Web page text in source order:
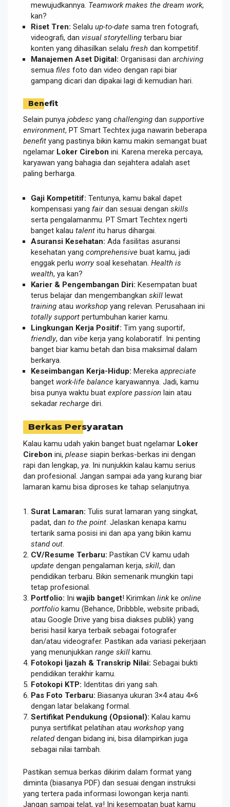
mewujudkannya. Teamwork makes the dream work,
kan?
Riset Tren: Selalu up-to-date sama tren fotografi,
videografi, dan visual storytelling terbaru biar
konten yang dihasilkan selalu fresh dan kompetitif.
Manajemen Aset Digital: Organisasi dan archiving
semua files foto dan video dengan rapi biar
gampang dicari dan dipakai lagi di kemudian hari.
Benefit
Selain punya jobdesc yang challenging dan supportive
environment, PT Smart Techtex juga nawarin beberapa
benefit yang pastinya bikin kamu makin semangat buat
ngelamar Loker Cirebon ini. Karena mereka percaya,
karyawan yang bahagia dan sejahtera adalah aset
paling berharga.
Gaji Kompetitif: Tentunya, kamu bakal dapet
kompensasi yang fairdan sesuai dengan skills
serta pengalamanmu. PT Smart Techtex ngerti
banget kalau talent itu harus dihargai.
Asuransi Kesehatan: Ada fasilitas asuransi
kesehatan yang comprehensive buat kamu, jadi
enggak perlu worrysoal kesehatan. Health is
wealth, ya kan?
Karier & Pengembangan Diri: Kesempatan buat
terus belajar dan mengembangkan skill lewat
training atau workshop yang relevan. Perusahaan ini
totally support pertumbuhan karier kamu.
Lingkungan Kerja Positif: Tim yang suportif,
friendly, dan vibe kerja yang kolaboratif. Ini penting
banget biar kamu betah dan bisa maksimal dalam
berkarya.
Keseimbangan Kerja-Hidup: Mereka appreciate
banget work-life balance karyawannya. Jadi, kamu
bisa punya waktu buat explore passion lain atau
sekadar recharge diri.
Berkas Persyaratan
Kalau kamu udah yakin banget buat ngelamar Loker
Cirebon ini, please siapin berkas-berkas ini dengan
rapi dan lengkap, ya. Ini nunjukkin kalau kamu serius
dan profesional. Jangan sampai ada yang kurang biar
lamaran kamu bisa diproses ke tahap selanjutnya.
Surat Lamaran: Tulis surat lamaran yang singkat,
padat, dan to the point. Jelaskan kenapa kamu
tertarik sama posisi ini dan apa yang bikin kamu
stand out.
CV/Resume Terbaru: Pastikan CV kamu udah
update dengan pengalaman kerja, skill, dan
pendidikan terbaru. Bikin semenarik mungkin tapi
tetap profesional.
Portfolio: Iniwajib banget! Kirimkan linkke online
portfolio kamu (Behance, Dribbble, website pribadi,
atau Google Drive yang bisa diakses publik) yang
berisi hasil karya terbaik sebagai fotografer
dan/atau videografer. Pastikan ada variasi pekerjaan
yang menunjukkan range skill kamu.
Fotokopi Ijazah & Transkrip Nilai: Sebagai bukti
pendidikan terakhir kamu.
Fotokopi KTP: Identitas diri yang sah.
Pas Foto Terbaru: Biasanya ukuran 3×4 atau 4×6
dengan latar belakang formal.
Sertifikat Pendukung (Opsional): Kalau kamu
punya sertifikat pelatihan atau workshop yang
relateddengan bidang ini, bisa dilampirkan juga
sebagai nilai tambah.
Pastikan semua berkas dikirim dalam format yang
diminta (biasanya PDF) dan sesuai dengan instruksi
yang tertera pada informasi lowongan kerja nanti.
Jangan sampai telat, ya! Ini kesempatan buat kamu